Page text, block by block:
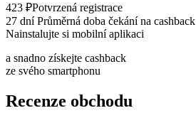
423 ₽Potvrzená registrace
27 dní Průměrná doba čekání na cashback
Nainstalujte si mobilní aplikaci
a snadno získejte cashback
ze svého smartphonu
Recenze obchodu